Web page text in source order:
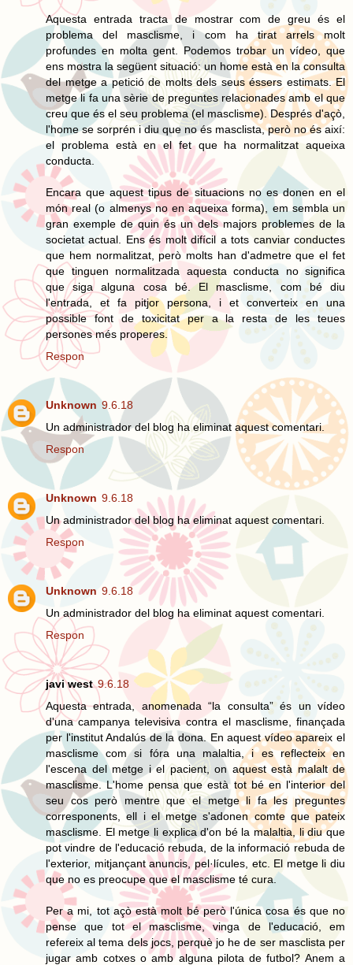
Aquesta entrada tracta de mostrar com de greu és el
problema del masclisme, i com ha tirat arrels molt
profundes en molta gent. Podemos trobar un vídeo, que
ens mostra la següent situació: un home està en la consulta
del metge a petició de molts dels seus éssers estimats. El
metge li fa una sèrie de preguntes relacionades amb el que
creu que és el seu problema (el masclisme). Després d'açò,
l'home se sorprén i diu que no és masclista, però no és així:
el problema està en el fet que ha normalitzat aqueixa
conducta.
Encara que aquest tipus de situacions no es donen en el
món real (o almenys no en aqueixa forma), em sembla un
gran exemple de quin és un dels majors problemes de la
societat actual. Ens és molt difícil a tots canviar conductes
que hem normalitzat, però molts han d'admetre que el fet
que tinguen normalitzada aquesta conducta no significa
que siga alguna cosa bé. El masclisme, com bé diu
l'entrada, et fa pitjor persona, i et converteix en una
possible font de toxicitat per a la resta de les teues
persones més properes.
Respon
Unknown 9.6.18
Un administrador del blog ha eliminat aquest comentari.
Respon
Unknown 9.6.18
Un administrador del blog ha eliminat aquest comentari.
Respon
Unknown 9.6.18
Un administrador del blog ha eliminat aquest comentari.
Respon
javi west 9.6.18
Aquesta entrada, anomenada “la consulta” és un vídeo
d'una campanya televisiva contra el masclisme, finançada
per l'institut Andalús de la dona. En aquest vídeo apareix el
masclisme com si fóra una malaltia, i es reflecteix en
l'escena del metge i el pacient, on aquest està malalt de
masclisme. L'home pensa que està tot bé en l'interior del
seu cos però mentre que el metge li fa les preguntes
corresponents, ell i el metge s'adonen comte que pateix
masclisme. El metge li explica d'on bé la malaltia, li diu que
pot vindre de l'educació rebuda, de la informació rebuda de
l'exterior, mitjançant anuncis, pel·lícules, etc. El metge li diu
que no es preocupe que el masclisme té cura.
Per a mi, tot açò està molt bé però l'única cosa és que no
pense que tot el masclisme, vinga de l'educació, em
refereix al tema dels jocs, perquè jo he de ser masclista per
jugar amb cotxes o amb alguna pilota de futbol? Anem a